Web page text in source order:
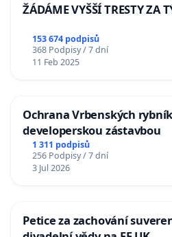
ŽÁDÁME VYŠŠÍ TRESTY ZA
153 674 podpisů
368 Podpisy / 7 dní
11 Feb 2025
Ochrana Vrbenských
developerskou zástavbou
1 311 podpisů
256 Podpisy / 7 dní
3 Jul 2026
Petice za zachování